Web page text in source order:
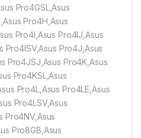
Pro4GSL,Asus
Pro4H,Asus
Pro4I,Asus Pro4IJ,Asus
Pro4ISV,Asus Pro4J,Asus
Pro4JSJ,Asus Pro4K,Asus
Pro4KSL,Asus
Pro4L,Asus Pro4LE,Asus
Pro4LSV,Asus
Pro4NV,Asus
Pro8GB,Asus